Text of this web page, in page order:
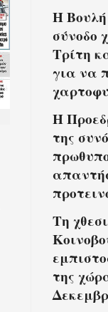
Η
σύνοδο
Τρίτη
για να
Η
της
Τη
της